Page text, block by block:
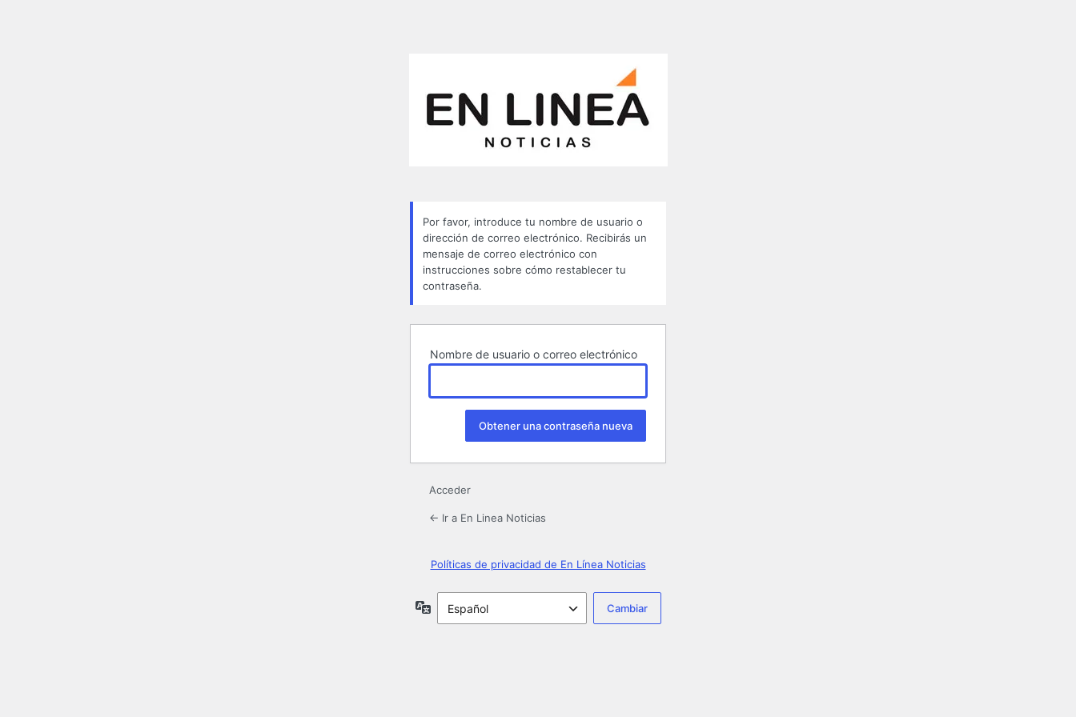
Por favor, introduce tu nombre de usuario o
dirección de correo electrónico. Recibirás un
mensaje de correo electrónico con
instrucciones sobre cómo restablecer tu
contraseña.
Nombre de usuario o correo electrónico
Acceder
← Ir a En Linea Noticias
Políticas de privacidad de En Línea Noticias
Idioma